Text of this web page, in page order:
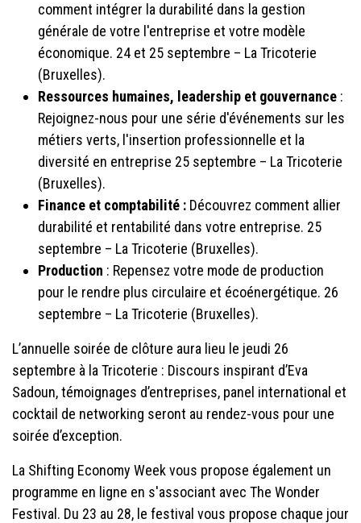
comment intégrer la durabilité dans la gestion
générale de votre l'entreprise et votre modèle
économique. 24 et 25 septembre – La Tricoterie
(Bruxelles).
Ressources humaines, leadership et gouvernance :
Rejoignez-nous pour une série d'événements sur les
métiers verts, l'insertion professionnelle et la
diversité en entreprise 25 septembre – La Tricoterie
(Bruxelles).
Finance et comptabilité : Découvrez comment allier
durabilité et rentabilité dans votre entreprise. 25
septembre – La Tricoterie (Bruxelles).
Production : Repensez votre mode de production
pour le rendre plus circulaire et écoénergétique. 26
septembre – La Tricoterie (Bruxelles).
L’annuelle soirée de clôture aura lieu le jeudi 26
septembre à la Tricoterie : Discours inspirant d’Eva
Sadoun, témoignages d’entreprises, panel international et
cocktail de networking seront au rendez-vous pour une
soirée d’exception.
La Shifting Economy Week vous propose également un
programme en ligne en s'associant avec The Wonder
Festival. Du 23 au 28, le festival vous propose chaque jour